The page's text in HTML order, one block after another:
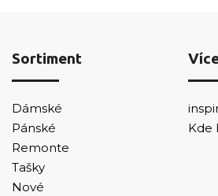
Sortiment
Dámské
Pánské
Remonte
Tašky
Nové
Kde